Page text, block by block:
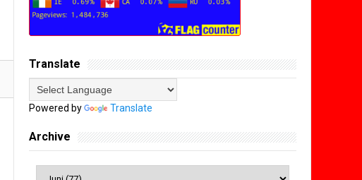
Translate
Powered by Translate
Archive